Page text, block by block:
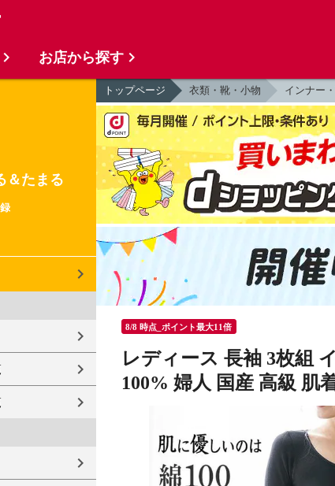
＆たまる
トップページ 衣類・靴・小物 インナー
8/8 時点_ポイント最大11倍
レディース 長袖 3枚組
100% 婦人 国産 高級 肌
お店から探す